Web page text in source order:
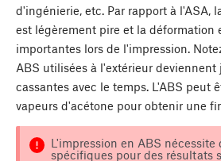
d'ingénierie, etc. Par rapport à l'ASA,
est légèrement pire et la déformation
importantes lors de l'impression.
ABS utilisées à l'extérieur
cassantes avec le temps. L'ABS peut
vapeurs d'acétone pour obtenir une
L'impression en ABS nécessite
spécifiques pour des résultats